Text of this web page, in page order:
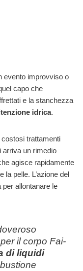
evento improvviso o
capo che
e la stanchezza
idrica.
trattamenti
arriva un rimedio
agisce rapidamente
la pelle. L’azione del
allontanare le
il corpo Fai-
di liquidi